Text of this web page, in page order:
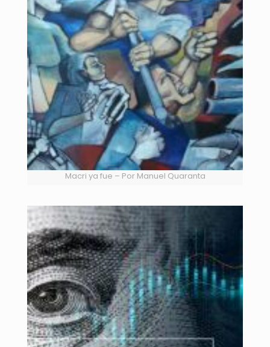
Macri ya fue – Por Manuel Quaranta